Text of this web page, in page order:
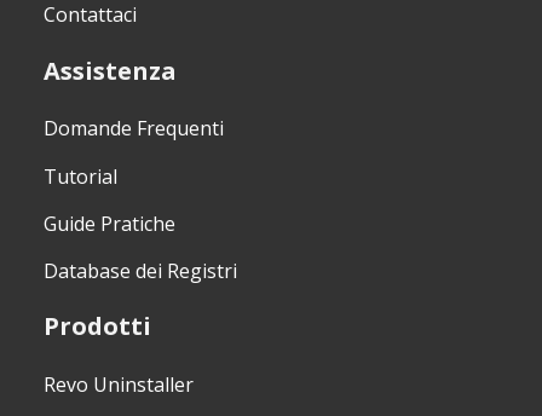
Contattaci
Assistenza
Domande Frequenti
Tutorial
Guide Pratiche
Database dei Registri
Prodotti
Revo Uninstaller